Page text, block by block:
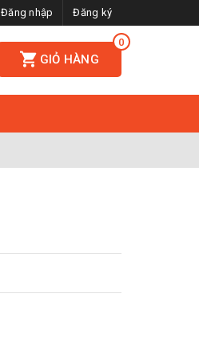
Đăng nhập Đăng ký
0
GIỎ HÀNG